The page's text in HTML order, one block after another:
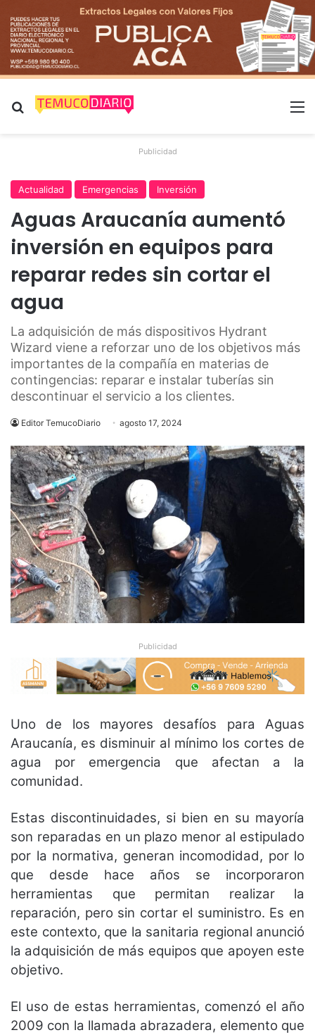
Buscar por
Publicidad
Actualidad Emergencias Inversión
Aguas Araucanía aumentó
inversión en equipos para
reparar redes sin cortar el
agua
La adquisición de más dispositivos Hydrant
Wizard viene a reforzar uno de los objetivos más
importantes de la compañía en materias de
contingencias: reparar e instalar tuberías sin
descontinuar el servicio a los clientes.
Editor TemucoDiario agosto 17, 2024
Publicidad
Uno de los mayores desafíos para Aguas
Araucanía, es disminuir al mínimo los cortes de
agua por emergencia que afectan a la
comunidad.
Estas discontinuidades, si bien en su mayoría
son reparadas en un plazo menor al estipulado
por la normativa, generan incomodidad, por lo
que desde hace años se incorporaron
herramientas que permitan realizar la
reparación, pero sin cortar el suministro. Es en
este contexto, que la sanitaria regional anunció
la adquisición de más equipos que apoyen este
objetivo.
El uso de estas herramientas, comenzó el año
2009 con la llamada abrazadera, elemento que